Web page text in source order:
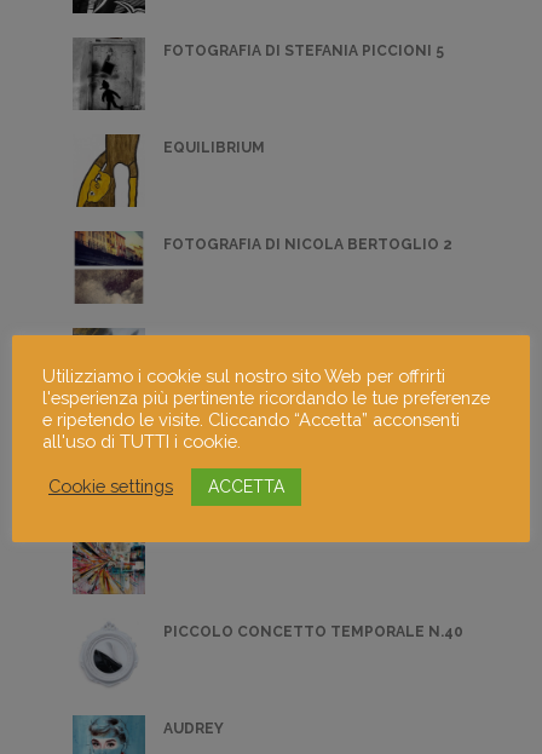
FOTOGRAFIA DI STEFANIA PICCIONI 5
EQUILIBRIUM
FOTOGRAFIA DI NICOLA BERTOGLIO 2
PITTURA - CHRISTIAN SACCHI 1
PICCOLO CONCETTO TEMPORALE N.40
AUDREY
Utilizziamo i cookie sul nostro sito Web per offrirti
l'esperienza più pertinente ricordando le tue preferenze
e ripetendo le visite. Cliccando “Accetta” acconsenti
all'uso di TUTTI i cookie.
Cookie settings ACCETTA